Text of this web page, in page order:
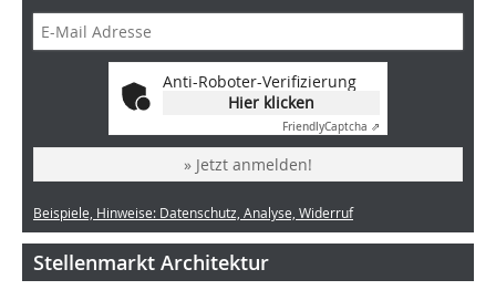
Anti-Roboter-Verifizierung
Hier klicken
FriendlyCaptcha ⇗
» Jetzt anmelden!
Beispiele, Hinweise: Datenschutz, Analyse, Widerruf
Stellenmarkt Architektur